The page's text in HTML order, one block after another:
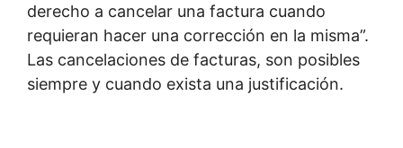
derecho a cancelar una factura cuando
requieran hacer una corrección en la misma”.
Las cancelaciones de facturas, son posibles
siempre y cuando exista una justificación.